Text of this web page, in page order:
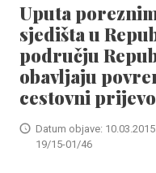
Uputa
sjedišta u
području
obavljaju
cestovni
Datum objave:
19/15-01/46